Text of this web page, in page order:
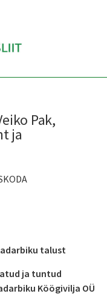
Pak,
ja
talust
ja tuntud
Köögivilja OÜ